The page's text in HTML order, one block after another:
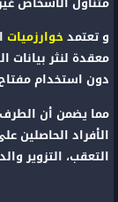
و تعتمدخوارزميات
معقدة لنثر
دون استخدام
مما يضمن أن
الأفراد الحاصلين
التعقب، التزوير